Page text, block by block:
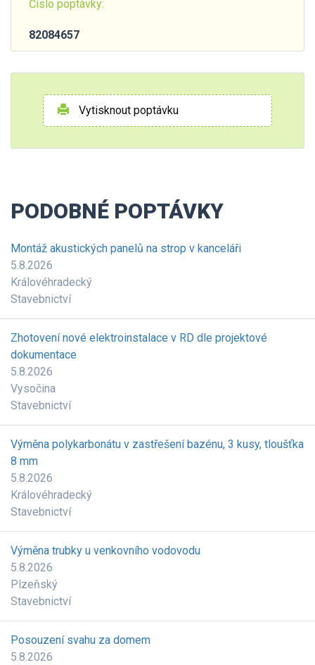
Číslo poptávky:
82084657
Vytisknout poptávku
PODOBNÉ POPTÁVKY
Montáž akustických panelů na strop v kanceláři
5.8.2026
Královéhradecký
Stavebnictví
Zhotovení nové elektroinstalace v RD dle projektové
dokumentace
5.8.2026
Vysočina
Stavebnictví
Výměna polykarbonátu v zastřešení bazénu, 3 kusy, tloušťka
8 mm
5.8.2026
Královéhradecký
Stavebnictví
Výměna trubky u venkovního vodovodu
5.8.2026
Plzeňský
Stavebnictví
Posouzení svahu za domem
5.8.2026